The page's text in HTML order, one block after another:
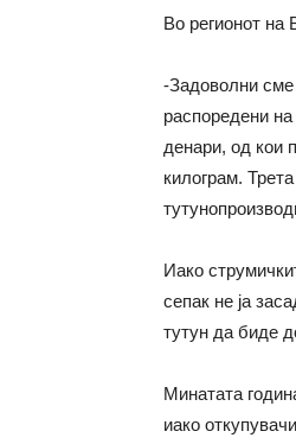
Во регионот на
-Задоволни сме
распоредени
денари, од кои
килограм.
Иако
сепак не ја
тутун да биде
Минатата
иако